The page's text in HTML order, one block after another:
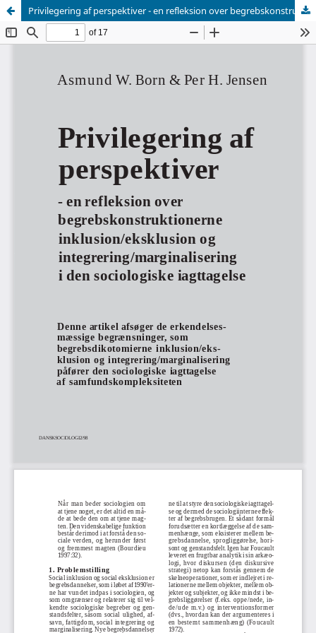
Privilegering af perspektiver - en refleksion over begrebskonstruktionerne inklusion / eksklusion og intergrering /marginalisering i den sociologiske iagttagelse